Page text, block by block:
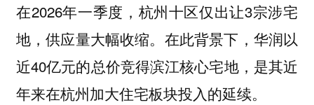
在2026年一季度，杭州十区仅出让3宗涉宅
地，供应量大幅收缩。在此背景下，华润以
近40亿元的总价竞得滨江核心宅地，是其近
年来在杭州加大住宅板块投入的延续。